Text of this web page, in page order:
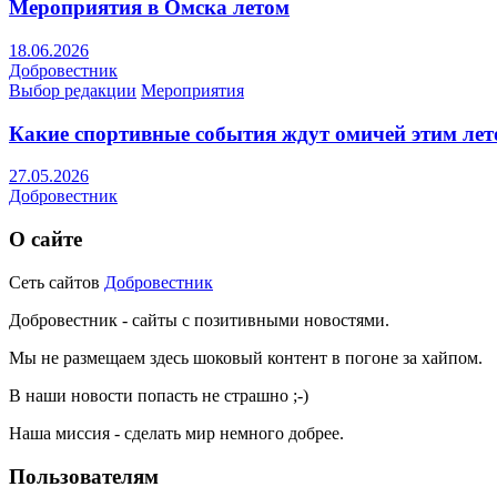
Мероприятия в Омска летом
18.06.2026
Добровестник
Выбор редакции Мероприятия
Какие спортивные события ждут омичей этим
27.05.2026
Добровестник
О сайте
Сеть сайтов Добровестник
Добровестник - сайты с позитивными новостями.
Мы не размещаем здесь шоковый контент в погоне за хайпом.
В наши новости попасть не страшно ;-)
Наша миссия - сделать мир немного добрее.
Пользователям